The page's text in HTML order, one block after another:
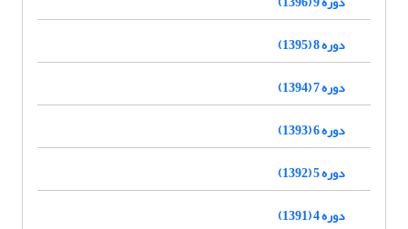
دوره 8 (1395)
دوره 7 (1394)
دوره 6 (1393)
دوره 5 (1392)
دوره 4 (1391)